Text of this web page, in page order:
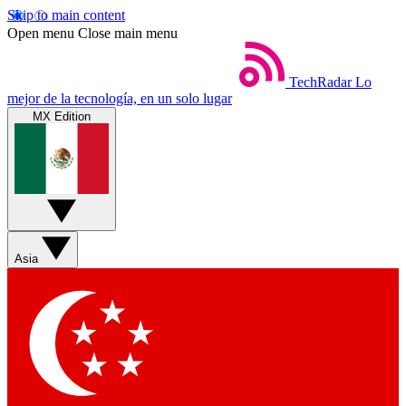
Skip to main content
Open menu Close main menu
TechRadar Lo
mejor de la tecnología, en un solo lugar
MX Edition
Asia